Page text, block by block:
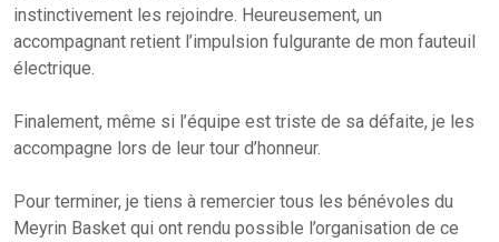
instinctivement les rejoindre. Heureusement, un
accompagnant retient l’impulsion fulgurante de mon fauteuil
électrique.
Finalement, même si l’équipe est triste de sa défaite, je les
accompagne lors de leur tour d’honneur.
Pour terminer, je tiens à remercier tous les bénévoles du
Meyrin Basket qui ont rendu possible l’organisation de ce